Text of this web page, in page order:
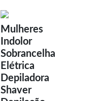
Mulheres
Indolor
Sobrancelha
Elétrica
Depiladora
Shaver